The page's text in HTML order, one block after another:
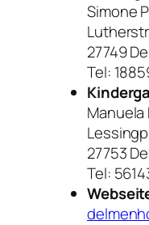
Simone
27749
Tel:
Manuela
27753
Tel: